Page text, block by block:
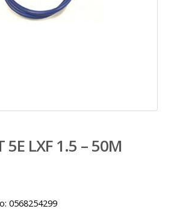
5E LXF 1.5 – 50M
0568254299